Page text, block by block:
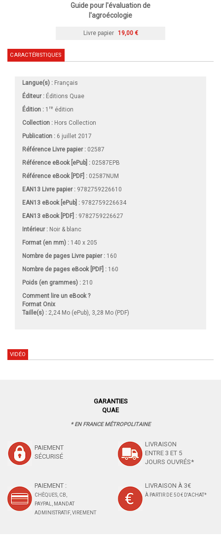
Guide pour l'évaluation de
l'agroécologie
Livre papier 19,00 €
CARACTÉRISTIQUES
Langue(s) : Français
Éditeur : Éditions Quae
Édition : 1 re édition
Collection : Hors Collection
Publication : 6 juillet 2017
Référence Livre papier : 02587
Référence eBook [ePub] : 02587EPB
Référence eBook [PDF] : 02587NUM
EAN13 Livre papier : 9782759226610
EAN13 eBook [ePub] : 9782759226634
EAN13 eBook [PDF] : 9782759226627
Intérieur : Noir & blanc
Format (en mm) : 140 x 205
Nombre de pages Livre papier: 160
Nombre de pages eBook [PDF] : 160
Poids (en grammes) : 210
Comment lire un eBook ?
Format Onix
Taille(s) : 2,24 Mo (ePub), 3,28 Mo (PDF)
VIDÉO
GARANTIES
QUAE
* EN FRANCE MÉTROPOLITAINE
PAIEMENT
SÉCURISÉ
LIVRAISON
ENTRE 3 ET 5
JOURS OUVRÉS*
PAIEMENT :
CHÈQUES, CB,
PAYPAL, MANDAT
ADMINISTRATIF, VIREMENT
LIVRAISON À 3€
À PARTIR DE 50 € D'ACHAT*